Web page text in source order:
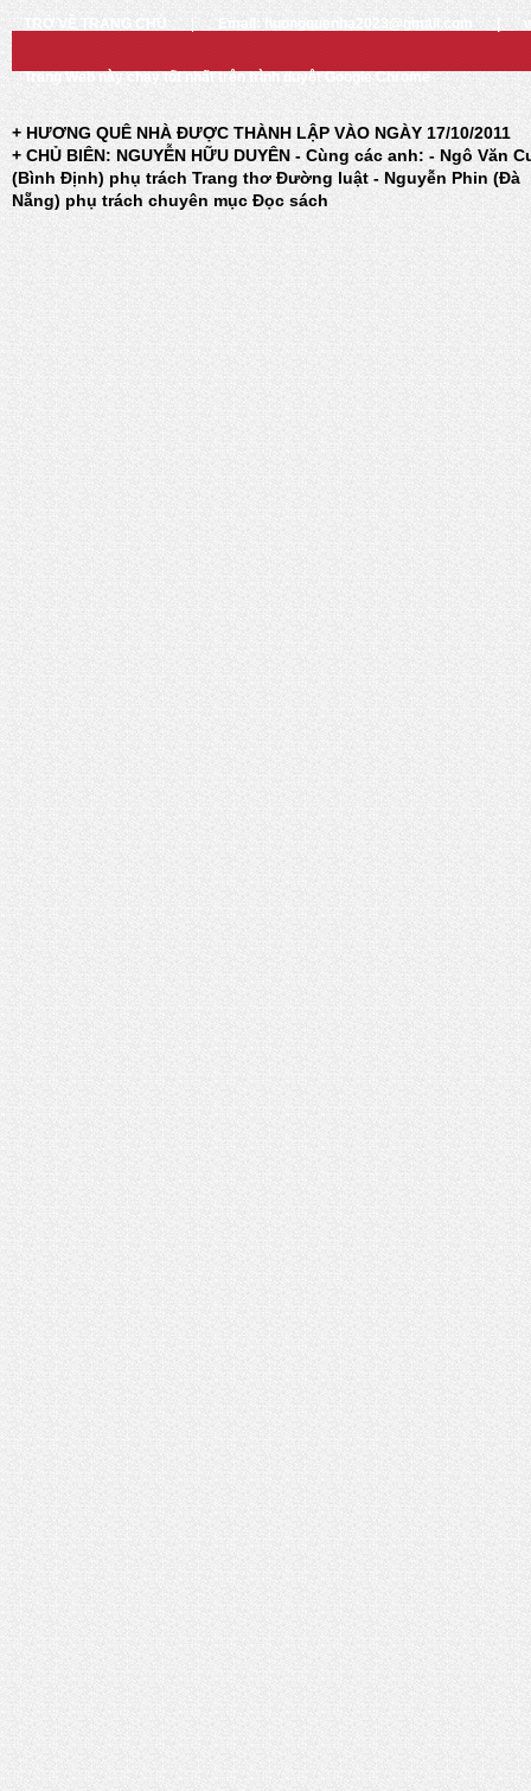
TRỞ VỀ TRANG CHỦ Email: huongquenha2023@gmail.com
Trang Web này chạy tốt nhất trên trình duyệt Google Chrome
+ HƯƠNG QUÊ NHÀ ĐƯỢC THÀNH LẬP VÀO NGÀY 17/10/2011
+ CHỦ BIÊN: NGUYỄN HỮU DUYÊN - Cùng các anh: - Ngô Văn
(Bình Định) phụ trách Trang thơ Đường luật - Nguyễn Phin (Đà
Nẵng) phụ trách chuyên mục Đọc sách